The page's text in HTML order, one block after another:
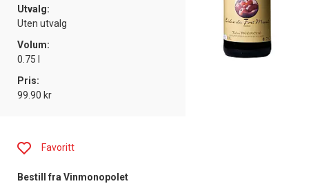
Utvalg:
Uten utvalg
Volum:
0.75 l
Pris:
99.90 kr
Favoritt
Bestill fra Vinmonopolet